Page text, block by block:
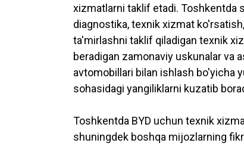
xizmatlarni taklif etadi. Toshkentda
diagnostika, texnik xizmat
ta'mirlashni taklif qiladigan texnik
beradigan zamonaviy uskunalar va
avtomobillari bilan ishlash bo'yicha
sohasidagi yangiliklarni kuzatib
Toshkentda BYD uchun texnik
shuningdek boshqa mijozlarning